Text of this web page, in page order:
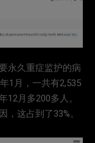
永久重症监护的病
1月，一共有2,535
月多200多人。
这占到了33%。